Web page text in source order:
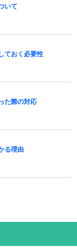
いて
ておく必要性
た際の対応
る理由